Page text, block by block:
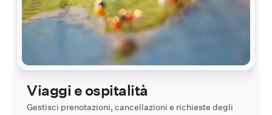
Viaggi e ospitalità
Gestisci prenotazioni, cancellazioni e richieste degli